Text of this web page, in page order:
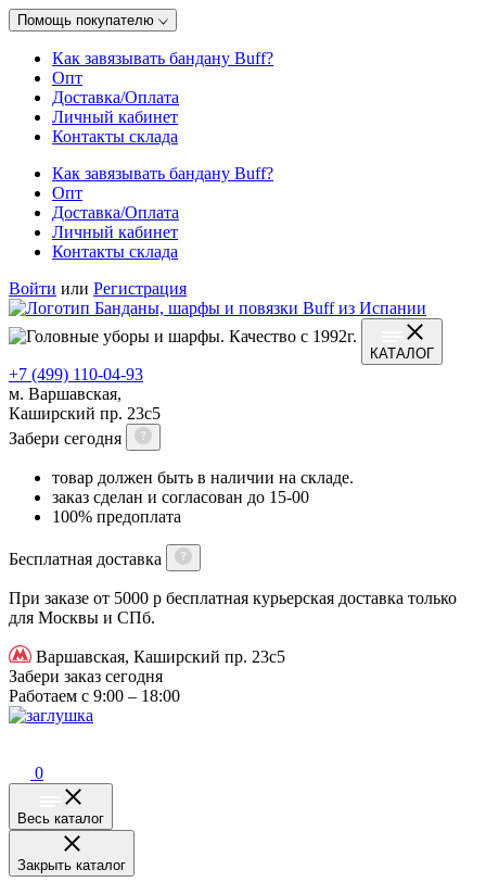
Помощь покупателю
Как завязывать бандану Buff?
Опт
Доставка/Оплата
Личный кабинет
Контакты склада
Как завязывать бандану Buff?
Опт
Доставка/Оплата
Личный кабинет
Контакты склада
Войти или Регистрация
КАТАЛОГ
+7 (499) 110-04-93
м. Варшавская,
Каширский пр. 23с5
Забери сегодня
товар должен быть в наличии на складе.
заказ сделан и согласован до 15-00
100% предоплата
Бесплатная доставка
При заказе от 5000 р бесплатная курьерская доставка только
для Москвы и СПб.
Варшавская, Каширский пр. 23с5
Забери заказ сегодня
Работаем с 9:00 – 18:00
0
Весь каталог
Закрыть каталог